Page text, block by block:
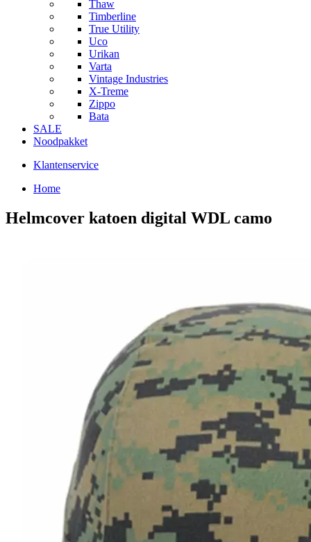
Thaw
Timberline
True Utility
Uco
Urikan
Varta
Vintage Industries
X-Treme
Zippo
Bata
SALE
Noodpakket
Klantenservice
Home
Helmcover katoen digital WDL camo